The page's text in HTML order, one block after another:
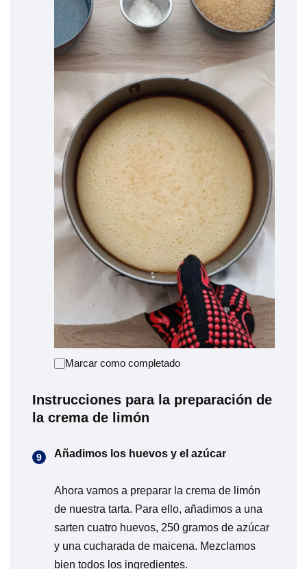
Marcar como completado
Instrucciones para la preparación de
la crema de limón
Añadimos los huevos y el azúcar
Ahora vamos a preparar la crema de limón
de nuestra tarta. Para ello, añadimos a una
sarten cuatro huevos, 250 gramos de azúcar
y una cucharada de maicena. Mezclamos
bien todos los ingredientes.